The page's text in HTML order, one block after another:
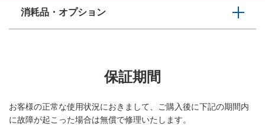
消耗品・オプション
保証期間
お客様の正常な使用状況におきまして、ご購入後に下記の期間内
に故障が起こった場合は無償で修理いたします。